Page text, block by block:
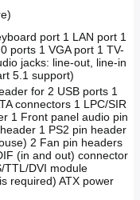
port 1 LAN port 1
ports 1 VGA port 1 TV-
jacks: line-out, line-in
5.1 support)
for 2 USB ports 1
connectors 1 LPC/SIR
1 Front panel audio pin
1 PS2 pin header
2 Fan pin headers
(in and out) connector
TTL/DVI module
required) ATX power